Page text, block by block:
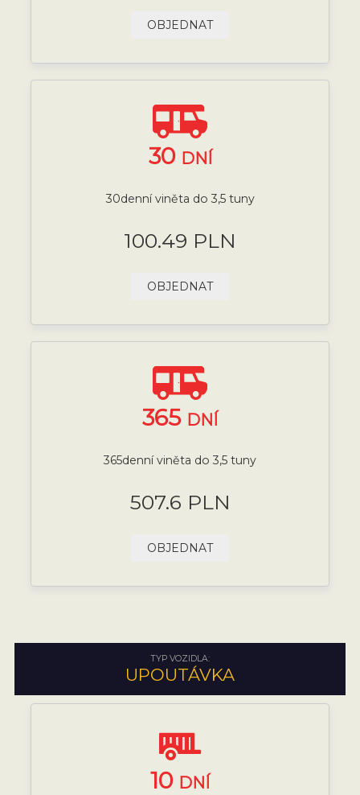
OBJEDNAT
30 DNÍ
30denní viněta do 3,5 tuny
100.49 PLN
OBJEDNAT
365 DNÍ
365denní viněta do 3,5 tuny
507.6 PLN
OBJEDNAT
TYP VOZIDLA:
UPOUTÁVKA
10 DNÍ